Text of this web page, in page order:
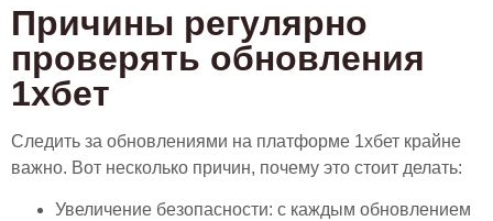
Причины регулярно
проверять обновления
1хбет
Следить за обновлениями на платформе 1хбет крайне
важно. Вот несколько причин, почему это стоит делать:
Увеличение безопасности: с каждым обновлением